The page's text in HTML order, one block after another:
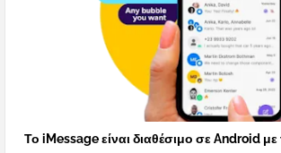
Το iMessage είναι διαθέσιμο σε Android